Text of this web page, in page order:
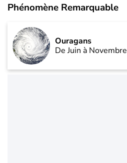
Phénomène Remarquable
Ouragans
De Juin à Novembre